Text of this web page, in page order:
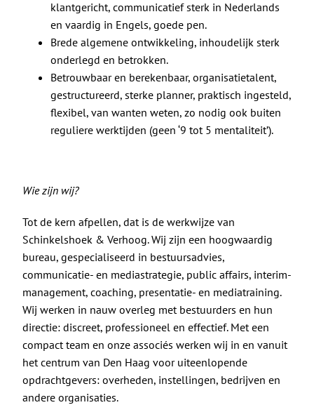
klantgericht, communicatief sterk in Nederlands
en vaardig in Engels, goede pen.
Brede algemene ontwikkeling, inhoudelijk sterk
onderlegd en betrokken.
Betrouwbaar en berekenbaar, organisatietalent,
gestructureerd, sterke planner, praktisch ingesteld,
flexibel, van wanten weten, zo nodig ook buiten
reguliere werktijden (geen ‘9 tot 5 mentaliteit’).
Wie zijn wij?
Tot de kern afpellen, dat is de werkwijze van
Schinkelshoek & Verhoog. Wij zijn een hoogwaardig
bureau, gespecialiseerd in bestuursadvies,
communicatie- en mediastrategie, public affairs, interim-
management, coaching, presentatie- en mediatraining.
Wij werken in nauw overleg met bestuurders en hun
directie: discreet, professioneel en effectief. Met een
compact team en onze associés werken wij in en vanuit
het centrum van Den Haag voor uiteenlopende
opdrachtgevers: overheden, instellingen, bedrijven en
andere organisaties.